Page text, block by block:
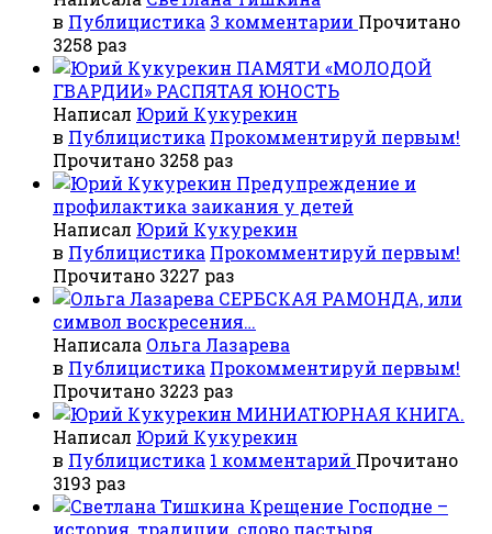
в Публицистика 3 комментарии Прочитано
3258 раз
ПАМЯТИ «МОЛОДОЙ
ГВАРДИИ» РАСПЯТАЯ ЮНОСТЬ
Написал Юрий Кукурекин
в Публицистика Прокомментируй первым!
Прочитано 3258 раз
Предупреждение и
профилактика заикания у детей
Написал Юрий Кукурекин
в Публицистика Прокомментируй первым!
Прочитано 3227 раз
СЕРБСКАЯ РАМОНДА, или
символ воскресения…
Написала Ольга Лазарева
в Публицистика Прокомментируй первым!
Прочитано 3223 раз
МИНИАТЮРНАЯ КНИГА.
Написал Юрий Кукурекин
в Публицистика 1 комментарий Прочитано
3193 раз
Крещение Господне –